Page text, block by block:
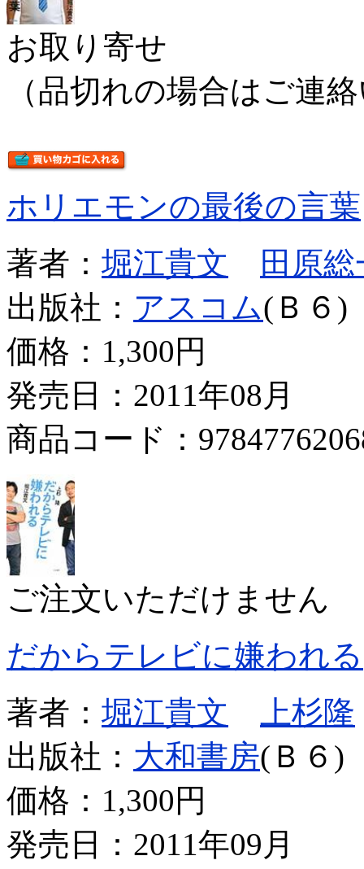
お取り寄せ
（品切れの場合はご連
ホリエモンの最後の言葉
著者： 堀江貴文
田原
出版社： アスコム(Ｂ６)
価格： 1,300円
発売日：2011年08月
商品コード：
ご注文いただけません
だからテレビに嫌われる
著者： 堀江貴文
上杉隆
出版社： 大和書房(Ｂ６)
価格： 1,300円
発売日：2011年09月